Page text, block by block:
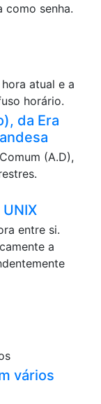
como senha.
atual e a
horário.
da Era
(A.D),
entre si.
a
vários